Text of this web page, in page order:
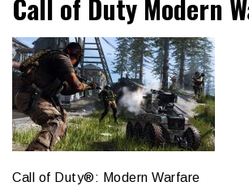
Call of Duty Modern
Call of Duty®: Modern Warfare